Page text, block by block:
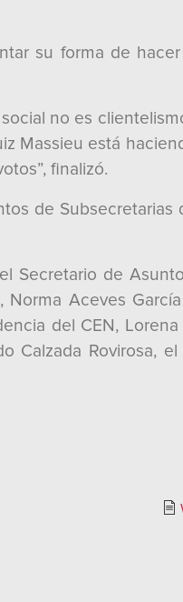
su forma de
no es
Massieu está
finalizó.
de Subsecretarias
Secretario de
Aceves
del CEN,
Calzada Rovirosa,